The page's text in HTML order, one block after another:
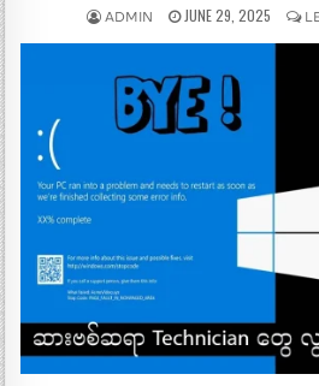
AUTHOR:
ADMIN PUBLISHED DATE:
JUNE 29, 2025